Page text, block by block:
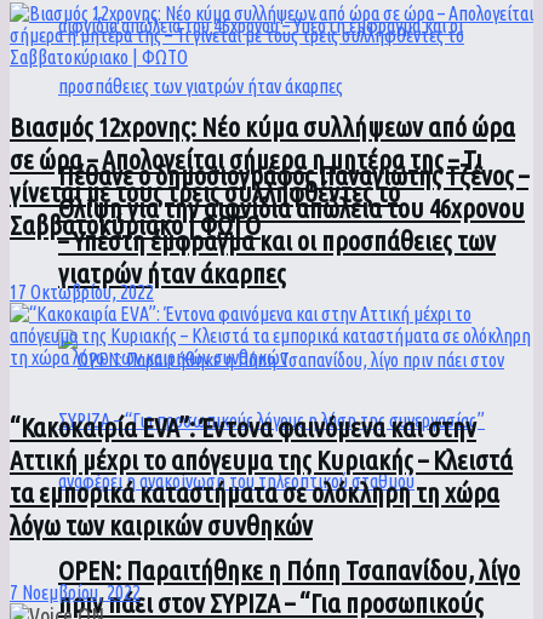
Πέθανε ο δημοσιογράφος Παναγιώτης Τζένος –
Θλίψη για την αιφνίδια απώλεια του 46χρονου
– Υπέστη έμφραγμα και οι προσπάθειες των
γιατρών ήταν άκαρπες
ΟPEN: Παραιτήθηκε η Πόπη Τσαπανίδου, λίγο
πριν πάει στον ΣΥΡΙΖΑ – “Για προσωπικούς
Βιασμός 12χρονης: Νέο κύμα συλλήψεων από ώρα
σε ώρα – Απολογείται σήμερα η μητέρα της – Τι
γίνεται με τους τρεις συλληφθέντες το
Σαββατοκύριακο | ΦΩΤΟ
17 Οκτωβρίου, 2022
“Κακοκαιρία EVA”: Έντονα φαινόμενα και στην
Αττική μέχρι το απόγευμα της Κυριακής – Κλειστά
τα εμπορικά καταστήματα σε ολόκληρη τη χώρα
λόγω των καιρικών συνθηκών
7 Νοεμβρίου, 2022